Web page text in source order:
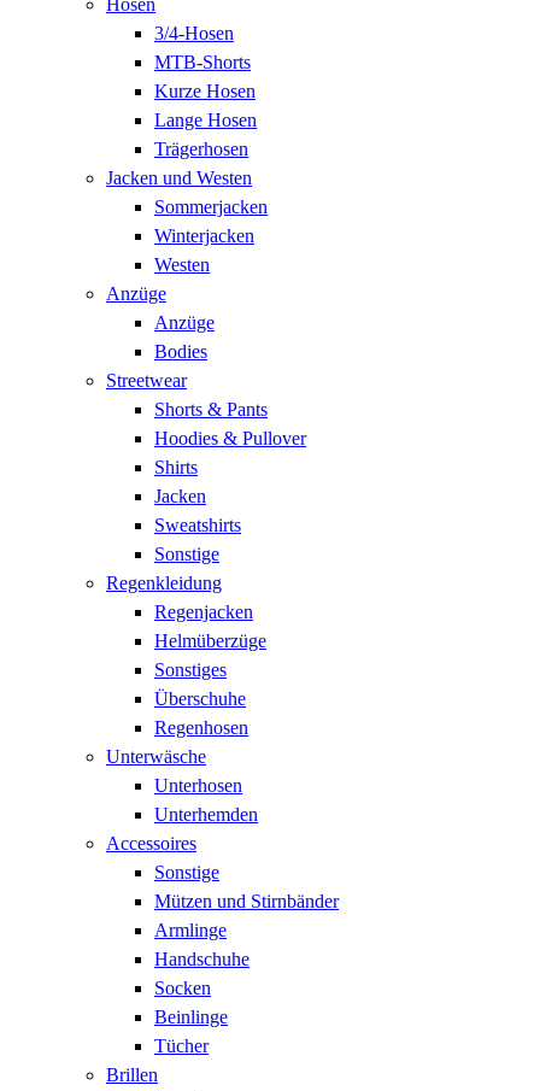
3/4-Hosen
MTB-Shorts
Kurze Hosen
Lange Hosen
Trägerhosen
Jacken und Westen
Sommerjacken
Winterjacken
Westen
Anzüge
Anzüge
Bodies
Streetwear
Shorts & Pants
Hoodies & Pullover
Shirts
Jacken
Sweatshirts
Sonstige
Regenkleidung
Regenjacken
Helmüberzüge
Sonstiges
Überschuhe
Regenhosen
Unterwäsche
Unterhosen
Unterhemden
Accessoires
Sonstige
Mützen und Stirnbänder
Armlinge
Handschuhe
Socken
Beinlinge
Tücher
Brillen